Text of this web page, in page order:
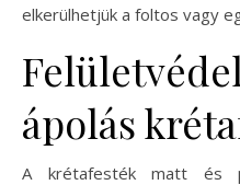
elkerülhetjük a foltos vagy
ápolás
A krétafesték matt és